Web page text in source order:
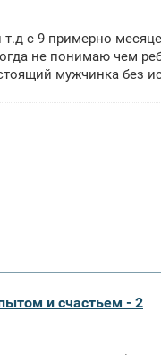
с 9 примерно
не понимаю чем
мужчинка без
и счастьем - 2